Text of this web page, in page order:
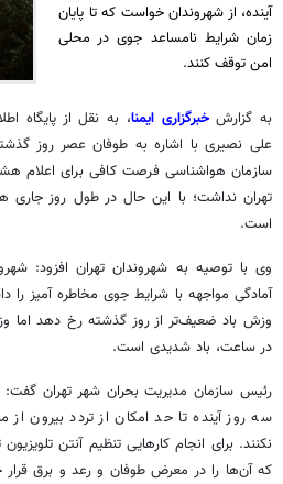
آینده، از شهروندان خواست که تا پایان
زمان شرایط نامساعد جوی در محلی
امن توقف کنند.
به گزارشخبرگزاری ایمنا، به نقل از پایگاه
علی نصیری با اشاره به طوفان عصر روز
سازمان هواشناسی فرصت کافی برای اعلام
تهران نداشت؛ با این حال در طول روز
است.
وی با توصیه به شهروندان تهران افزود:
آمادگی مواجهه با شرایط جوی مخاطره‌ آمیز را
در ساعت، باد شدیدی است.
رئیس سازمان مدیریت بحران شهر تهران
سه روز آینده تا حد امکان از تردد بیرون از
نکنند. برای انجام کارهایی تنظیم آنتن
که آن‌ها را در معرض طوفان و رعد و برق